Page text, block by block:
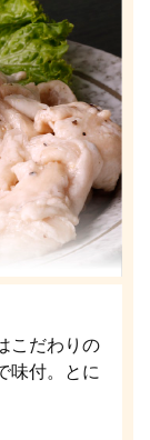
こだわりの
味付。とに